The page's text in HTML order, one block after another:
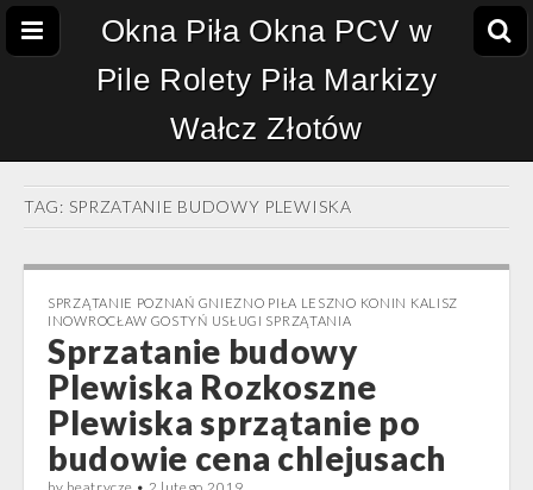
Okna Piła Okna PCV w
Pile Rolety Piła Markizy
Wałcz Złotów
TAG: SPRZATANIE BUDOWY PLEWISKA
SPRZĄTANIE POZNAŃ GNIEZNO PIŁA LESZNO KONIN KALISZ
INOWROCŁAW GOSTYŃ USŁUGI SPRZĄTANIA
Sprzatanie budowy
Plewiska Rozkoszne
Plewiska sprzątanie po
budowie cena chlejusach